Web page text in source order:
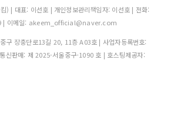
) | 대표: 이선호 | 개인정보관리책임자: 이선호 | 전화:
| 이메일: akeem_official@naver.com
구 장충단로13길 20, 11층 A03호 | 사업자등록번호:
신판매: 제 2025-서울중구-1090 호 | 호스팅제공자: